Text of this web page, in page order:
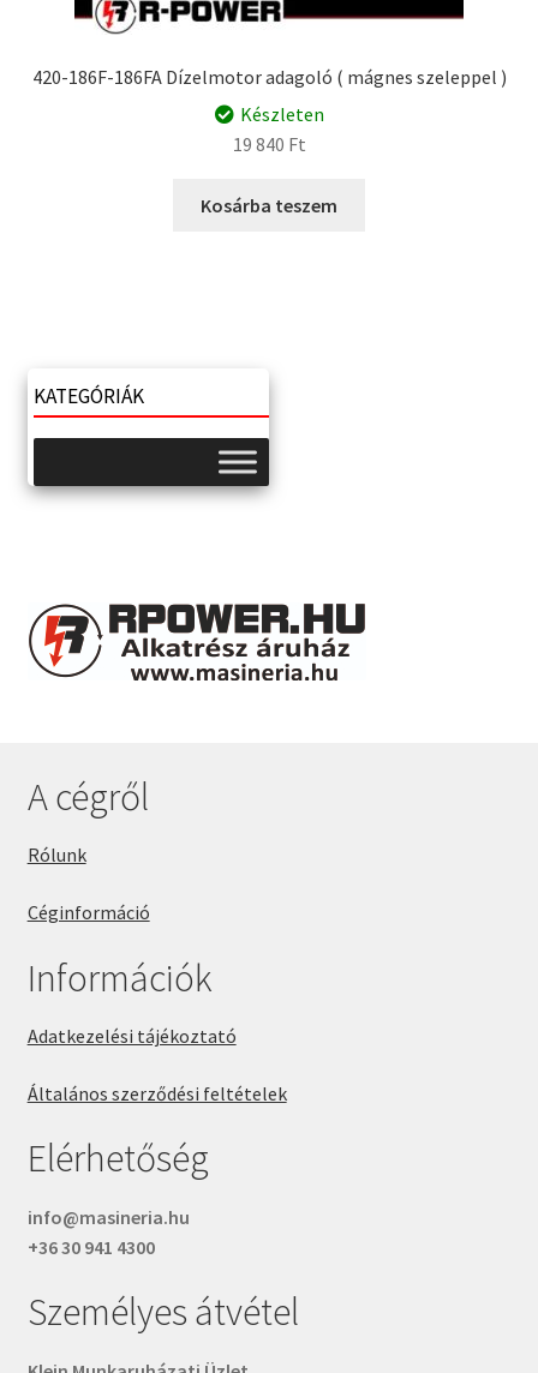
420-186F-186FA Dízelmotor adagoló ( mágnes szeleppel )
Készleten
19 840 Ft
Kosárba teszem
KATEGÓRIÁK
A cégről
Rólunk
Céginformáció
Információk
Adatkezelési tájékoztató
Általános szerződési feltételek
Elérhetőség
info@masineria.hu
+36 30 941 4300
Személyes átvétel